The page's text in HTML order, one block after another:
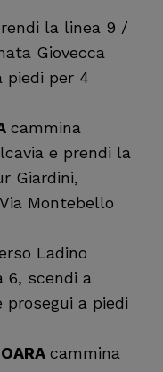
la linea 9 /
Giovecca
piedi per 4
cammina
e prendi la
Giardini,
Montebello
Ladino
6, scendi a
prosegui a piedi
cammina